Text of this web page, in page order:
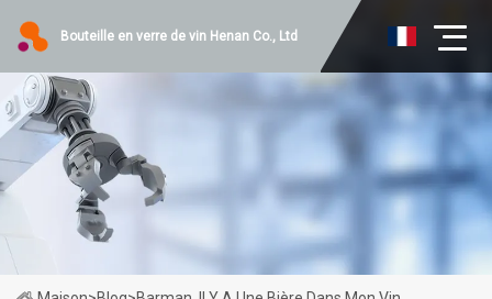
Bouteille en verre de vin Henan Co., Ltd